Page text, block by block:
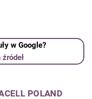
w Google?
POLAND